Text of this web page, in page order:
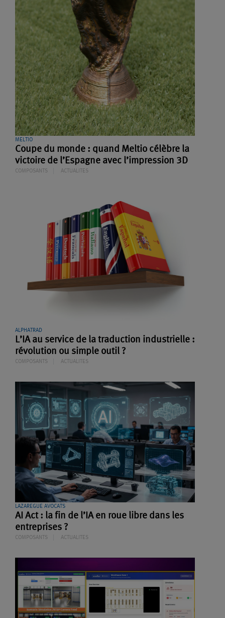
MELTIO
Coupe du monde : quand Meltio célèbre la
victoire de l’Espagne avec l’impression 3D
COMPOSANTS ACTUALITES
ALPHATRAD
L’IA au service de la traduction industrielle :
révolution ou simple outil ?
COMPOSANTS ACTUALITES
LAZAREGUE AVOCATS
AI Act : la fin de l’IA en roue libre dans les
entreprises ?
COMPOSANTS ACTUALITES